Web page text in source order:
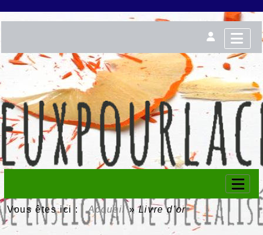
Vous êtes ici :Accueil»Livre d'or